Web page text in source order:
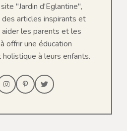
"Jardin d'Eglantine",
articles inspirants et
les parents et les
offrir une éducation
à leurs enfants.